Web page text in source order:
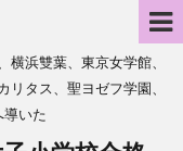
浜雙葉、東京女学館、
タス、聖ヨゼフ学園、
導いた